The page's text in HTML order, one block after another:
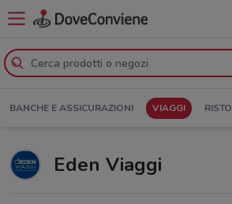
BANCHE E ASSICURAZIONI VIAGGI
Eden Viaggi